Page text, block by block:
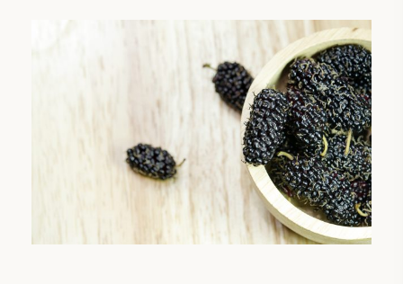
サンタローサ公式オンラインストア
在庫あり セール